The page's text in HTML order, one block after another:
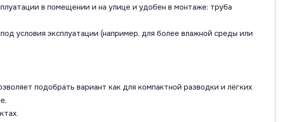
в помещении и на улице и удобен в монтаже: труба
условия эксплуатации (например, для более влажной среды или
подобрать вариант как для компактной разводки и лёгких